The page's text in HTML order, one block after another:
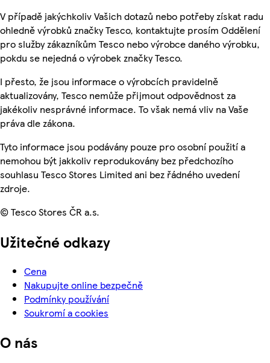
V případě jakýchkoliv Vašich dotazů nebo potřeby získat radu
ohledně výrobků značky Tesco, kontaktujte prosím Oddělení
pro služby zákazníkům Tesco nebo výrobce daného výrobku,
pokdu se nejedná o výrobek značky Tesco.
I přesto, že jsou informace o výrobcích pravidelně
aktualizovány, Tesco nemůže přijmout odpovědnost za
jakékoliv nesprávné informace. To však nemá vliv na Vaše
práva dle zákona.
Tyto informace jsou podávány pouze pro osobní použití a
nemohou být jakkoliv reprodukovány bez předchozího
souhlasu Tesco Stores Limited ani bez řádného uvedení
zdroje.
© Tesco Stores ČR a.s.
Užitečné odkazy
Cena
Nakupujte online bezpečně
Podmínky používání
Soukromí a cookies
O nás